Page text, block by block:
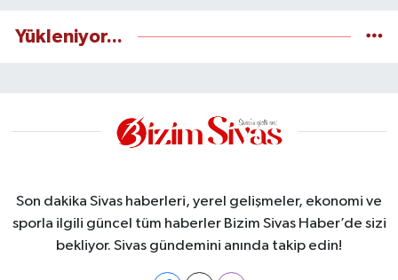
Yükleniyor...
Son dakika Sivas haberleri, yerel gelişmeler, ekonomi ve
sporla ilgili güncel tüm haberler Bizim Sivas Haber’de sizi
bekliyor. Sivas gündemini anında takip edin!